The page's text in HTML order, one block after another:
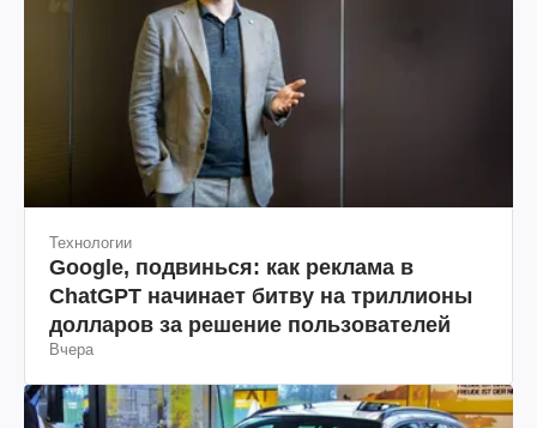
Технологии
Google, подвинься: как реклама в
ChatGPT начинает битву на триллионы
долларов за решение пользователей
Вчера